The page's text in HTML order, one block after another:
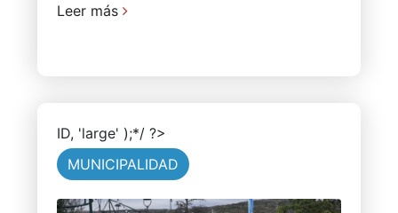
Leer más
ID, 'large' );*/ ?>
MUNICIPALIDAD